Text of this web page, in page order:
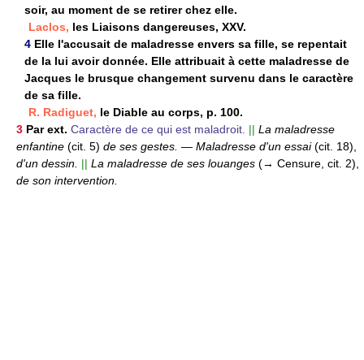
soir, au moment de se retirer chez elle.
Laclos, les Liaisons dangereuses, XXV.
4 Elle l'accusait de maladresse envers sa fille, se repentait
de la lui avoir donnée. Elle attribuait à cette maladresse de
Jacques le brusque changement survenu dans le caractère
de sa fille.
R. Radiguet, le Diable au corps, p. 100.
3 Par ext. Caractère de ce qui est maladroit. || La maladresse
enfantine (cit. 5) de ses gestes. — Maladresse d'un essai(cit. 18),
d'un dessin. || La maladresse de ses louanges (→ Censure, cit. 2),
de son intervention.